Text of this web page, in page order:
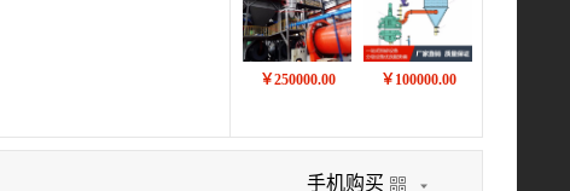
￥250000.00 ￥100000.00
手机购买